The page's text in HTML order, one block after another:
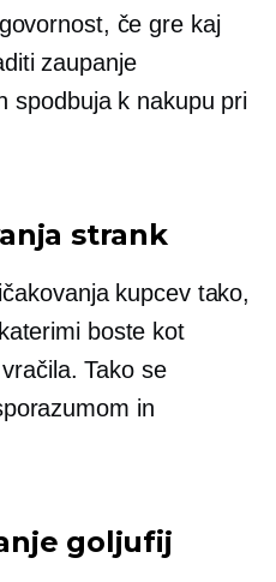
če gre kaj
zaupanje
spodbuja k nakupu pri
strank
kupcev tako,
boste kot
Tako se
in
goljufij